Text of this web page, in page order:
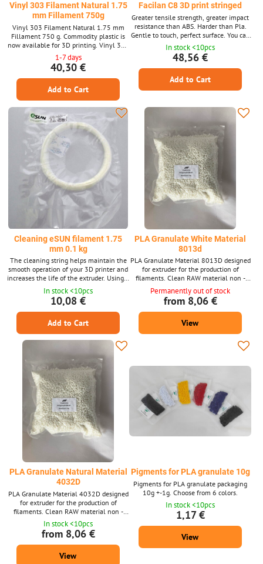
Vinyl 303 Filament Natural 1.75
mm Fillament 750g
Vinyl 303 Filament Natural 1.75 mm
Fillament 750 g. Commodity plastic is
now available for 3D printing. Vinyl 303
will offer you great mechanical features,
stamina and impact resistance.
1-7 days
40,30 €
Add to Cart
Facilan C8 3D print stringed
Greater tensile strength, greater impact
resistance than ABS. Harder than Pla.
Gentle to touch, perfect surface. You can
have all this and much more with the
new Facilan C8 material. Diameter 1.75
mm.
In stock <10pcs
48,56 €
Add to Cart
Cleaning eSUN filament 1.75
mm 0.1 kg
The cleaning string helps maintain the
smooth operation of your 3D printer and
increases the life of the extruder. Using a
cleaning string when changing the color
or type of material to ensure perfect
removal of residues deposited inside the
print head. The package contains 0.1 kg.
In stock <10pcs
10,08 €
Add to Cart
PLA Granulate White Material
8013d
PLA Granulate Material 8013D designed
for extruder for the production of
filaments. Clean RAW material non -
recycled.
Permanently out of stock
from 8,06 €
View
PLA Granulate Natural Material
4032D
PLA Granulate Material 4032D designed
for extruder for the production of
filaments. Clean RAW material non -
recycled.
In stock <10pcs
from 8,06 €
View
Pigments for PLA granulate 10g
Pigments for PLA granulate packaging
10g +-1g. Choose from 6 colors.
In stock <10pcs
1,17 €
View